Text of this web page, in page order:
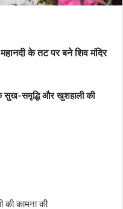
के तट पर बने शिव मंदिर
सुख-समृद्धि और खुशहाली की